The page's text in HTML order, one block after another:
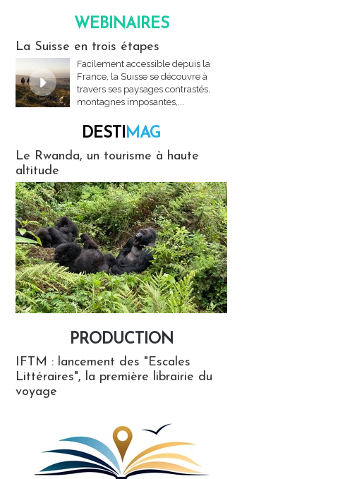
WEBINAIRES
La Suisse en trois étapes
Facilement accessible depuis la
France, la Suisse se découvre à
travers ses paysages contrastés,
montagnes imposantes,...
DESTIMAG
Le Rwanda, un tourisme à haute
altitude
PRODUCTION
IFTM : lancement des "Escales
Littéraires", la première librairie du
voyage